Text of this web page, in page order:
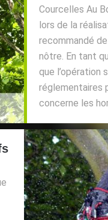
Courcelles Au
lors de la
recommandé
nôtre. En tant
que
réglementaires
concerne les